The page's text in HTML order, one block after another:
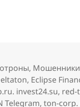
, Мошенники
, Eclipse
invest24.su, red-
Telegram,ton-corp.